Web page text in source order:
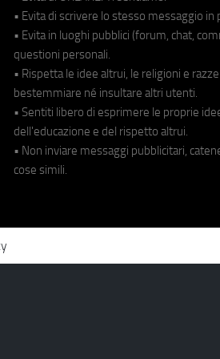
• Evita di scrivere lo stesso messaggio in
• Evita in luoghi pubblici (forum, chat,
questioni personali.
• Rispetta le idee altrui, le religioni e
bestemmiare né insultare altri utenti.
• Sentiti libero di esprimere le proprie
dell'educazione e del rispetto altrui.
• Non inviare messaggi pubblicitari,
cose simili.